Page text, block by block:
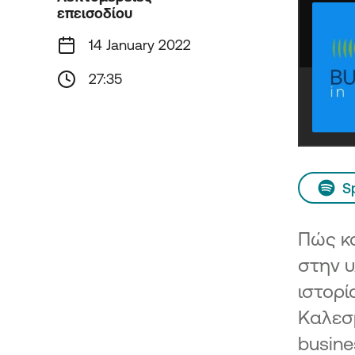
Κλειδί προόδου: Καινοτομία,
Εξωστρέφεια και Βιώσιμη
στην Περιφέρεια Κεντρικής
Ενδυνάμωση Υφιστάμενων
Ανάπτυξη/Eπέκταση και
Εκσυγχρονισμός
Πάρκων σε ηπειρωτικές
Δίκαιης Μετάβασης
Ενίσχυση Υφιστάμενων
και Μικρών επιχειρήσεων
νησιωτικές περιοχές του
επεισοδίου
14 January 2022
27:35
Πώς
στην